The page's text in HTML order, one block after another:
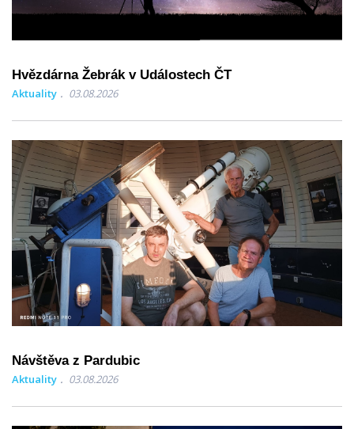
Hvězdárna Žebrák v Událostech ČT
Aktuality 03.08.2026
Návštěva z Pardubic
Aktuality 03.08.2026